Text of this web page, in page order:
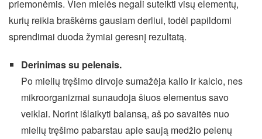
priemonėmis. Vien mielės negali suteikti visų elementų,
kurių reikia braškėms gausiam derliui, todėl papildomi
sprendimai duoda žymiai geresnį rezultatą.
Derinimas su pelenais.
Po mielių tręšimo dirvoje sumažėja kalio ir kalcio, nes
mikroorganizmai sunaudoja šiuos elementus savo
veiklai. Norint išlaikyti balansą, aš po savaitės nuo
mielių tręšimo pabarstau apie saują medžio pelenų